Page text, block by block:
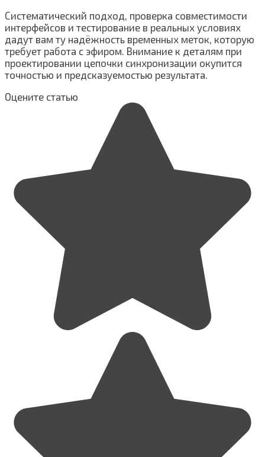
Систематический подход, проверка совместимости
интерфейсов и тестирование в реальных условиях
дадут вам ту надёжность временных меток, которую
требует работа с эфиром. Внимание к деталям при
проектировании цепочки синхронизации окупится
точностью и предсказуемостью результата.
Оцените статью